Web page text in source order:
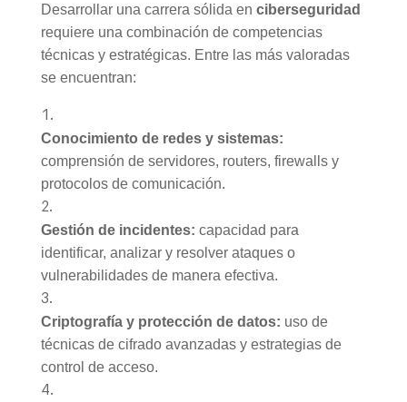
Desarrollar una carrera sólida en ciberseguridad
requiere una combinación de competencias
técnicas y estratégicas. Entre las más valoradas
se encuentran:
Conocimiento de redes y sistemas:
comprensión de servidores, routers, firewalls y
protocolos de comunicación.
Gestión de incidentes: capacidad para
identificar, analizar y resolver ataques o
vulnerabilidades de manera efectiva.
Criptografía y protección de datos: uso de
técnicas de cifrado avanzadas y estrategias de
control de acceso.